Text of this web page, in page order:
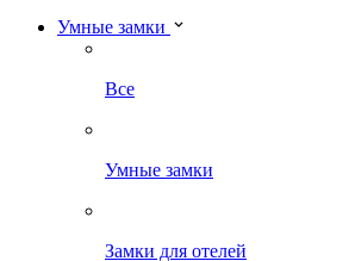
Умные замки
Все
Умные замки
Замки для отелей